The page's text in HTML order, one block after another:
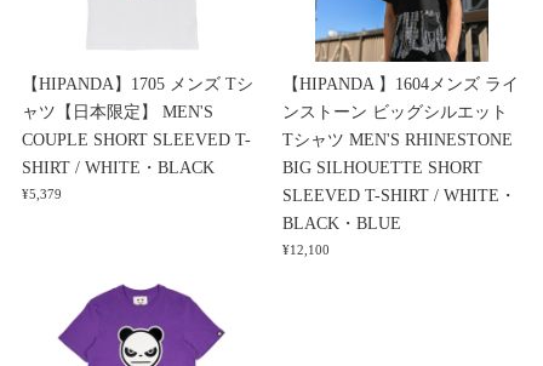
【HIPANDA】1705 メンズ Tシ
ャツ【日本限定】 MEN'S
COUPLE SHORT SLEEVED T-
SHIRT / WHITE・BLACK
¥5,379
【HIPANDA 】1604メンズ ライ
ンストーン ビッグシルエット
Tシャツ MEN'S RHINESTONE
BIG SILHOUETTE SHORT
SLEEVED T-SHIRT / WHITE・
BLACK・BLUE
¥12,100